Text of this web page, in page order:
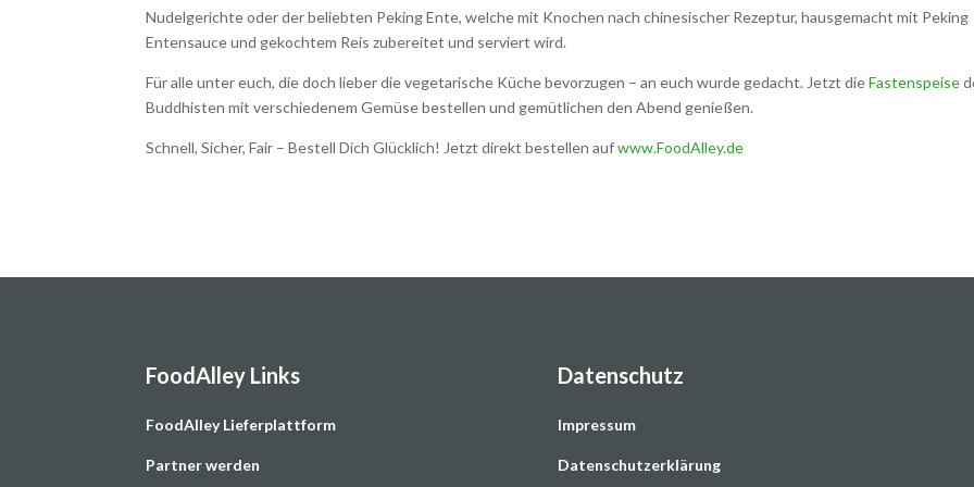
Nudelgerichte oder der beliebten Peking Ente, welche mit Knochen nach chinesischer Rezeptur, hausgemacht mit Peking
Entensauce und gekochtem Reis zubereitet und serviert wird.
Für alle unter euch, die doch lieber die vegetarische Küche bevorzugen – an euch wurde gedacht. Jetzt dieFastenspeise
Buddhisten mit verschiedenem Gemüse bestellen und gemütlichen den Abend genießen.
Schnell, Sicher, Fair – Bestell Dich Glücklich! Jetzt direkt bestellen aufwww.FoodAlley.de
FoodAlley Links
FoodAlley Lieferplattform
Partner werden
Datenschutz
Impressum
Datenschutzerklärung